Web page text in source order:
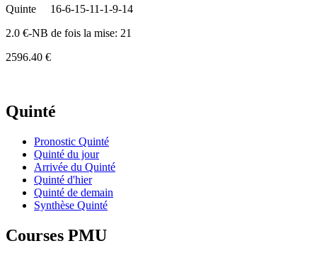
Quinte
16-6-15-11-1-9-14
2.0 €-NB de fois la mise: 21
2596.40 €
Quinté
Pronostic Quinté
Quinté du jour
Arrivée du Quinté
Quinté d'hier
Quinté de demain
Synthèse Quinté
Courses PMU